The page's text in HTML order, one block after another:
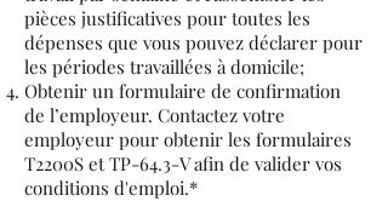
pièces justificatives pour toutes les
dépenses que vous pouvez déclarer pour
les périodes travaillées à domicile;
Obtenir un formulaire de confirmation
de l’employeur. Contactez votre
employeur pour obtenir les formulaires
T2200S et TP-64.3-V afin de valider vos
conditions d'emploi.*